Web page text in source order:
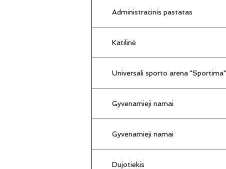
Administracinis pastatas
Katilinė
Universali sporto arena "Sportima"
Gyvenamieji namai
Gyvenamieji namai
Dujotiekis